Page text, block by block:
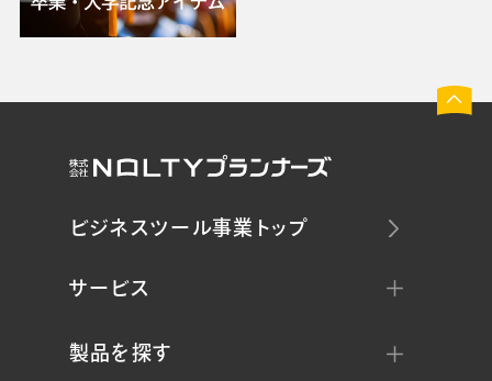
ビジネスツール事業トップ
サービス
製品を探す